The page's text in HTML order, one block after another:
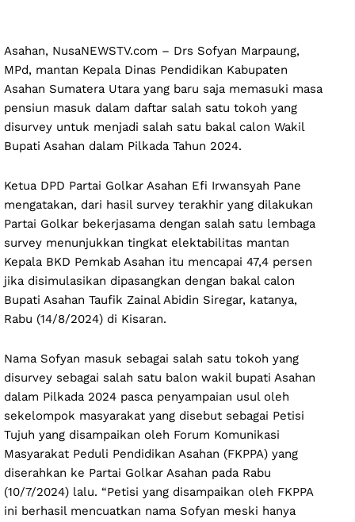
Asahan, NusaNEWSTV.com – Drs Sofyan Marpaung,
MPd, mantan Kepala Dinas Pendidikan Kabupaten
Asahan Sumatera Utara yang baru saja memasuki masa
pensiun masuk dalam daftar salah satu tokoh yang
disurvey untuk menjadi salah satu bakal calon Wakil
Bupati Asahan dalam Pilkada Tahun 2024.
Ketua DPD Partai Golkar Asahan Efi Irwansyah Pane
mengatakan, dari hasil survey terakhir yang dilakukan
Partai Golkar bekerjasama dengan salah satu lembaga
survey menunjukkan tingkat elektabilitas mantan
Kepala BKD Pemkab Asahan itu mencapai 47,4 persen
jika disimulasikan dipasangkan dengan bakal calon
Bupati Asahan Taufik Zainal Abidin Siregar, katanya,
Rabu (14/8/2024) di Kisaran.
Nama Sofyan masuk sebagai salah satu tokoh yang
disurvey sebagai salah satu balon wakil bupati Asahan
dalam Pilkada 2024 pasca penyampaian usul oleh
sekelompok masyarakat yang disebut sebagai Petisi
Tujuh yang disampaikan oleh Forum Komunikasi
Masyarakat Peduli Pendidikan Asahan (FKPPA) yang
diserahkan ke Partai Golkar Asahan pada Rabu
(10/7/2024) lalu. “Petisi yang disampaikan oleh FKPPA
ini berhasil mencuatkan nama Sofyan meski hanya